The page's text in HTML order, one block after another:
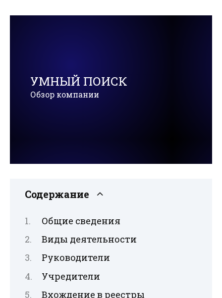
УМНЫЙ ПОИСК
Обзор компании
Содержание
Общие сведения
Виды деятельности
Руководители
Учредители
Вхождение в реестры